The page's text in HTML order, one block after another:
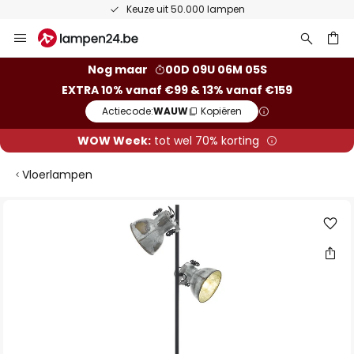
Keuze uit 50.000 lampen
naar
Nog maar
00D 09U 06M 04S
EXTRA 10% vanaf €99 & 13% vanaf €159
Actiecode:WAUW Kopiëren
WOW Week:tot wel 70% korting
Vloerlampen